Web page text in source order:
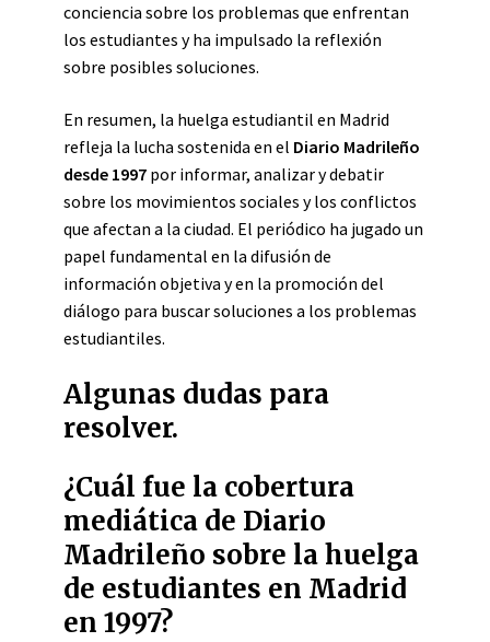
conciencia sobre los problemas que enfrentan
los estudiantes y ha impulsado la reflexión
sobre posibles soluciones.
En resumen, la huelga estudiantil en Madrid
refleja la lucha sostenida en el Diario Madrileño
desde 1997 por informar, analizar y debatir
sobre los movimientos sociales y los conflictos
que afectan a la ciudad. El periódico ha jugado un
papel fundamental en la difusión de
información objetiva y en la promoción del
diálogo para buscar soluciones a los problemas
estudiantiles.
Algunas dudas para
resolver.
¿Cuál fue la cobertura
mediática de Diario
Madrileño sobre la huelga
de estudiantes en Madrid
en 1997?